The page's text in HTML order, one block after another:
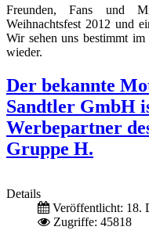
Freunden, Fans und
Weihnachtsfest 2012 und
Wir sehen uns bestimmt im
wieder.
Der bekannte
Sandtler GmbH
Werbepartner
Gruppe H.
Details
Veröffentlicht: 18.
Zugriffe: 45818